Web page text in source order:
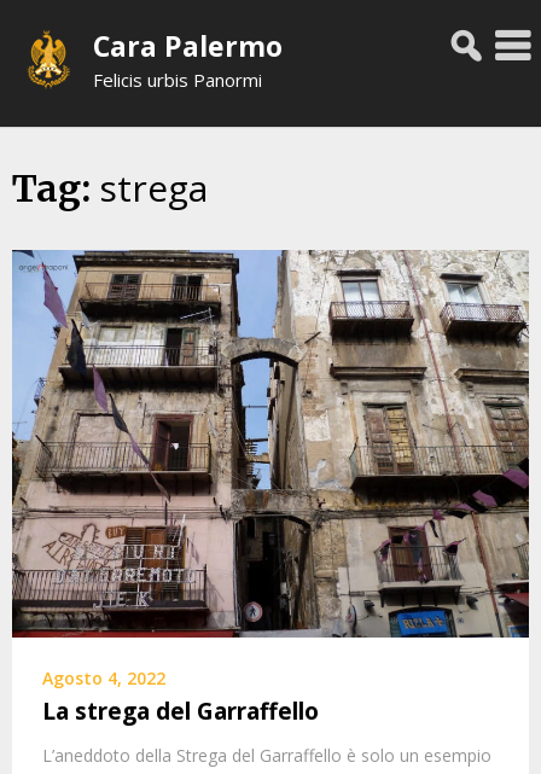
content
Cara Palermo
Felicis urbis Panormi
Tag: strega
Agosto 4, 2022
La strega del Garraffello
L’aneddoto della Strega del Garraffello è solo un esempio